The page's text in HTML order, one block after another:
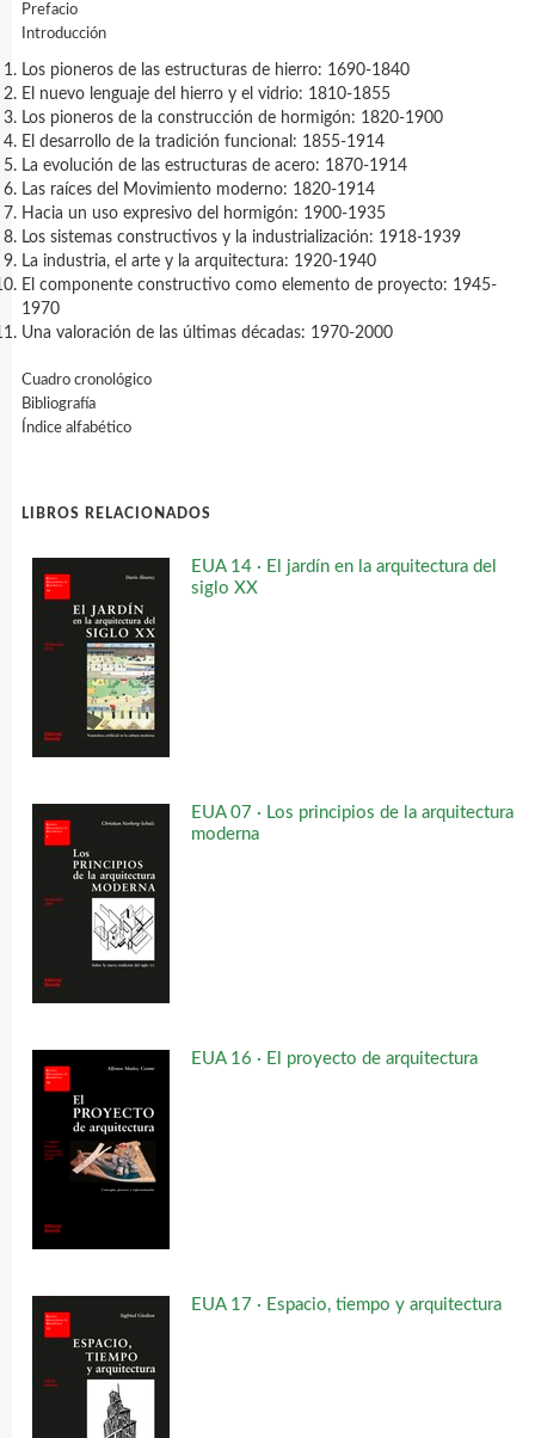
Prefacio
Introducción
Los pioneros de las estructuras de hierro: 1690-1840
El nuevo lenguaje del hierro y el vidrio: 1810-1855
Los pioneros de la construcción de hormigón: 1820-1900
El desarrollo de la tradición funcional: 1855-1914
La evolución de las estructuras de acero: 1870-1914
Las raíces del Movimiento moderno: 1820-1914
Hacia un uso expresivo del hormigón: 1900-1935
Los sistemas constructivos y la industrialización: 1918-1939
La industria, el arte y la arquitectura: 1920-1940
El componente constructivo como elemento de proyecto: 1945-
1970
Una valoración de las últimas décadas: 1970-2000
Cuadro cronológico
Bibliografía
Índice alfabético
LIBROS RELACIONADOS
EUA 14 · El jardín en la arquitectura del
siglo XX
EUA 07 · Los principios de la arquitectura
moderna
EUA 16 · El proyecto de arquitectura
EUA 17 · Espacio, tiempo y arquitectura